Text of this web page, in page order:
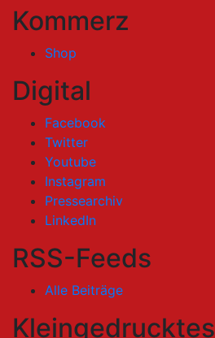
Kommerz
Shop
Digital
Facebook
Twitter
Youtube
Instagram
Pressearchiv
LinkedIn
RSS-Feeds
Alle Beiträge
Kleingedrucktes